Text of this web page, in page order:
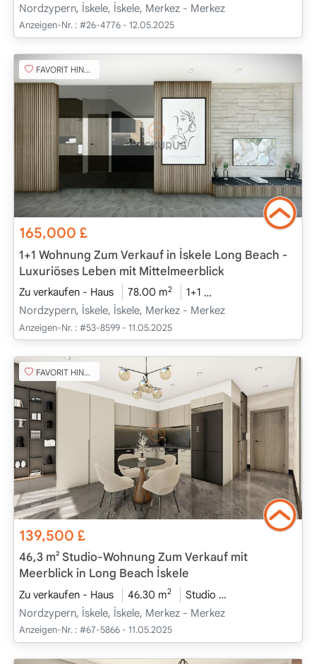
Nordzypern, İskele, İskele, Merkez - Merkez
Anzeigen-Nr. : #26-4776 - 12.05.2025
FAVORIT HINZUFÜGEN
165,000£
1+1 Wohnung Zum Verkauf in İskele Long Beach -
Luxuriöses Leben mit Mittelmeerblick
Zu verkaufen - Haus 78.00 m2 1+1
Nordzypern, İskele, İskele, Merkez - Merkez
Anzeigen-Nr. : #53-8599 - 11.05.2025
FAVORIT HINZUFÜGEN
139,500£
46,3 m² Studio-Wohnung Zum Verkauf mit
Meerblick in Long Beach İskele
Zu verkaufen - Haus 46.30 m2 Studio
Nordzypern, İskele, İskele, Merkez - Merkez
Anzeigen-Nr. : #67-5866 - 11.05.2025